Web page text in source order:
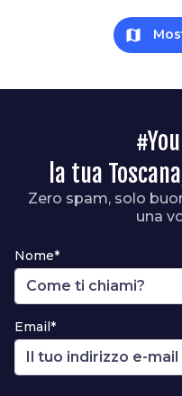
map
la tua
Zero spam, solo
una
Nome*
Email*